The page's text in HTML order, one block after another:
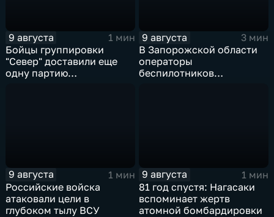
9 августа
1 мин
Бойцы группировки
"Север" доставили еще
одну партию
9 августа
3 мин
В Запорожской области
операторы
беспилотников
9 августа
1 мин
Российские войска
атаковали цели в
глубоком тылу ВСУ
9 августа
1 мин
81 год спустя: Нагасаки
вспоминает жертв
атомной бомбардировки